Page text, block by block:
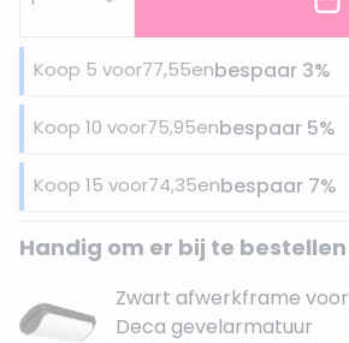
Koop 5 voor77,55enbespaar 3%
Koop 10 voor75,95enbespaar 5%
Koop 15 voor74,35enbespaar 7%
Handig om er bij te bestellen
Zwart afwerkframe voor
Deca gevelarmatuur